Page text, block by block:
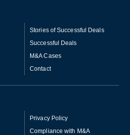
Stories of Successful Deals
Successful Deals
M&A Cases
Contact
Privacy Policy
Compliance with M&A